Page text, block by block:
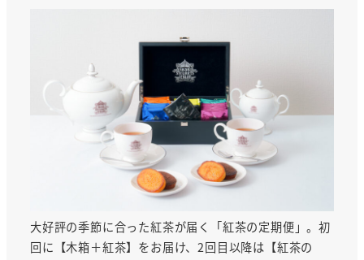
大好評の季節に合った紅茶が届く「紅茶の定期便」。初
回に【木箱＋紅茶】をお届け、2回目以降は【紅茶の